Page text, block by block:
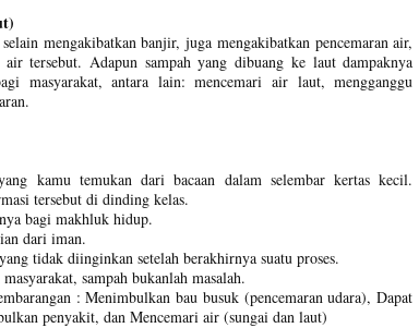
mengakibatkan banjir, juga mengakibatkan pencemaran air,
tersebut. Adapun sampah yang dibuang ke laut dampaknya
masyarakat, antara lain: mencemari air laut, mengganggu
kamu temukan dari bacaan dalam selembar kertas kecil.
tersebut di dinding kelas.
bagi makhluk hidup.
dari iman.
tidak diinginkan setelah berakhirnya suatu proses.
sampah bukanlah masalah.
: Menimbulkan bau busuk (pencemaran udara), Dapat
penyakit, dan Mencemari air (sungai dan laut)